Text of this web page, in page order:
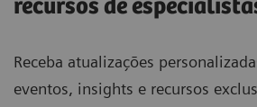
recursos de
Receba atualizações
eventos, insights e recursos